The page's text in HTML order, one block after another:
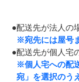
●配送先が法人の
※宛先には屋号
●配送先が個人宅
※個人宅への配
宛」を選択のう